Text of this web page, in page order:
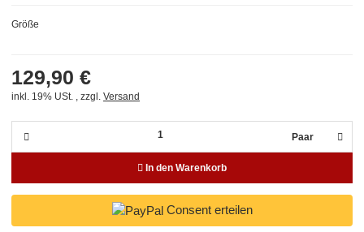
Größe
129,90 €
inkl. 19% USt. , zzgl. Versand
Paar
In den Warenkorb
Consent erteilen